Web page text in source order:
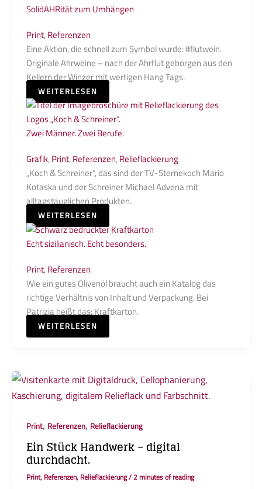
SolidAHRität zum Umhängen
Print,Referenzen
Eine Aktion, die schnell zum Symbol wurde: #flutwein.
Originale Ahrweine – nach der Ahrflut geborgen aus den
Kellern der Winzer mit wertigen Hang Tags.
WEITERLESEN
Zwei Männer. Zwei Berufe.
Grafik,Print,Referenzen,Relieflackierung
„Koch & Schreiner“, das sind der TV-Sternekoch Mario
Kotaska und der Schreiner Michael Advena mit
alltagstauglichen Produkten.
WEITERLESEN
Echt sizilianisch. Echt besonders.
Print,Referenzen
Wie ein gutes Olivenöl braucht auch ein Katalog das
richtige Verhältnis von Inhalt und Verpackung. Bei
Patrizia heißt das: Kraftkarton.
WEITERLESEN
Print, Referenzen, Relieflackierung
Ein Stück Handwerk – digital
durchdacht.
Print, Referenzen, Relieflackierung/2 minutes of reading